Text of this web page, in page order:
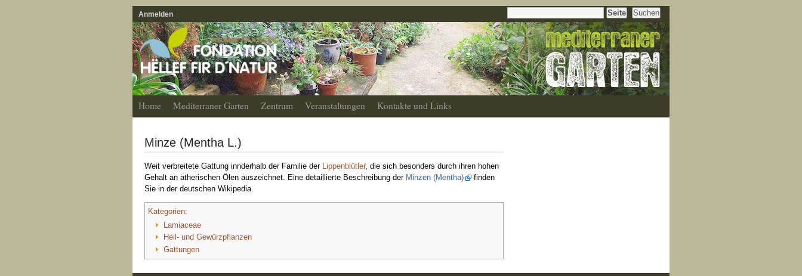
Anmelden
Home Mediterraner Garten Zentrum Veranstaltungen Kontakte und Links
Minze (Mentha L.)
Weit verbreitete Gattung innderhalb der Familie der Lippenblütler, die sich besonders durch ihren hohen
Gehalt an ätherischen Ölen auszeichnet. Eine detaillierte Beschreibung der Minzen (Mentha)
finden
Sie in der deutschen Wikipedia.
Kategorien:
Lamiaceae
Heil- und Gewürzpflanzen
Gattungen